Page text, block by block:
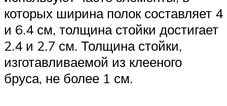
которых ширина полок составляет 4
и 6.4 см, толщина стойки достигает
2.4 и 2.7 см. Толщина стойки,
изготавливаемой из клееного
бруса, не более 1 см.